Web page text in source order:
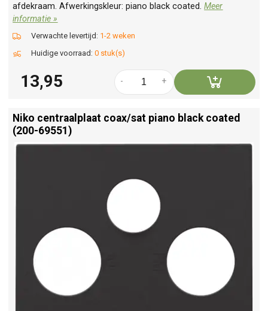
afdekraam. Afwerkingskleur: piano black coated.Meer
informatie »
Verwachte levertijd: 1-2 weken
Huidige voorraad: 0 stuk(s)
13,95 +
-
Niko centraalplaat coax/sat piano black coated
(200-69551)